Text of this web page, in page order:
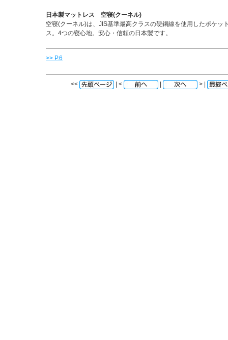
日本製マットレス 空寝(クーネル)
空寝(クーネル)は、JIS基準最高クラスの硬鋼線を使用したポケッ
ス。4つの寝心地。安心・信頼の日本製です。
>> P.6
<< | < > |